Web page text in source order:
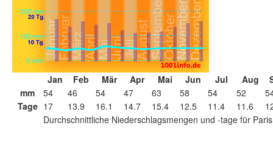
Jan Feb Mär Apr Mai Jun Jul Aug
Durchschnittliche Niederschlagsmengen und -tage für Paris
mm 54 46 54 47 63 58 54 52
Tage 17 13.9 16.1 14.7 15.4 12.5 11.4 11.6